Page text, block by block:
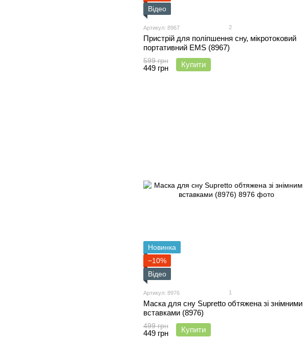
Відео
Артикул: 8967 2
Пристрій для поліпшення сну, мікротоковий
портативний EMS (8967)
599 грн
449 грн Купити
Новинка
−10%
Відео
Артикул: 8976 1
Маска для сну Supretto обтяжена зі знімними
вставками (8976)
499 грн
449 грн Купити